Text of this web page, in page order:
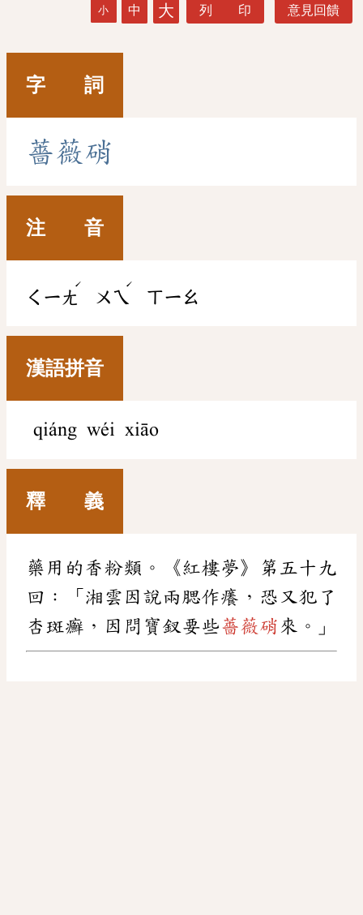
小 中 大 列 印 意見回饋
字 詞
薔薇硝
注 音
ㄑㄧㄤ
ˊ
ㄨㄟ
ˊ
ㄒㄧㄠ
漢語拼音
qiáng wéi xiāo
釋 義
藥用的香粉類。《紅樓夢》第五十九
回：「湘雲因說兩腮作癢，恐又犯了
杏斑癬，因問寶釵要些薔薇硝 來。」